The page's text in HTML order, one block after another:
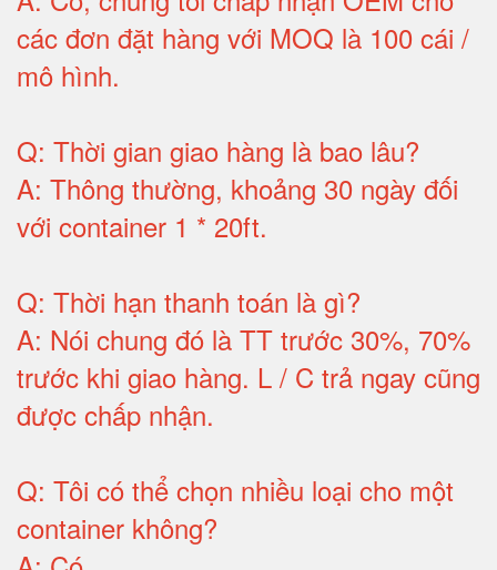
các đơn đặt hàng với MOQ là 100 cái /
mô hình.
Q: Thời gian giao hàng là bao lâu?
A: Thông thường, khoảng 30 ngày đối
với container 1 * 20ft.
Q: Thời hạn thanh toán là gì?
A: Nói chung đó là TT trước 30%, 70%
trước khi giao hàng. L / C trả ngay cũng
được chấp nhận.
Q: Tôi có thể chọn nhiều loại cho một
container không?